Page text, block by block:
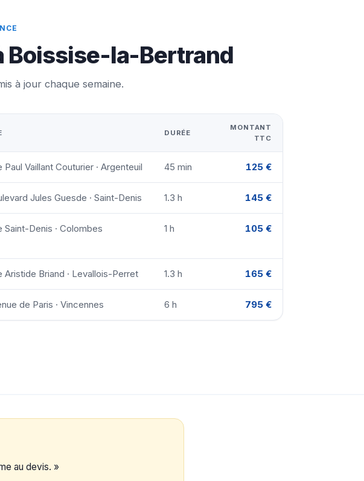
Boissise-la-Bertrand
à jour chaque semaine.
DURÉE
MONTANT
TTC
Paul Vaillant Couturier · Argenteuil 45 min 125 €
Jules Guesde · Saint-Denis 1.3 h 145 €
Saint-Denis · Colombes 1 h 105 €
Aristide Briand · Levallois-Perret 1.3 h 165 €
de Paris · Vincennes 6 h 795 €
au devis. »